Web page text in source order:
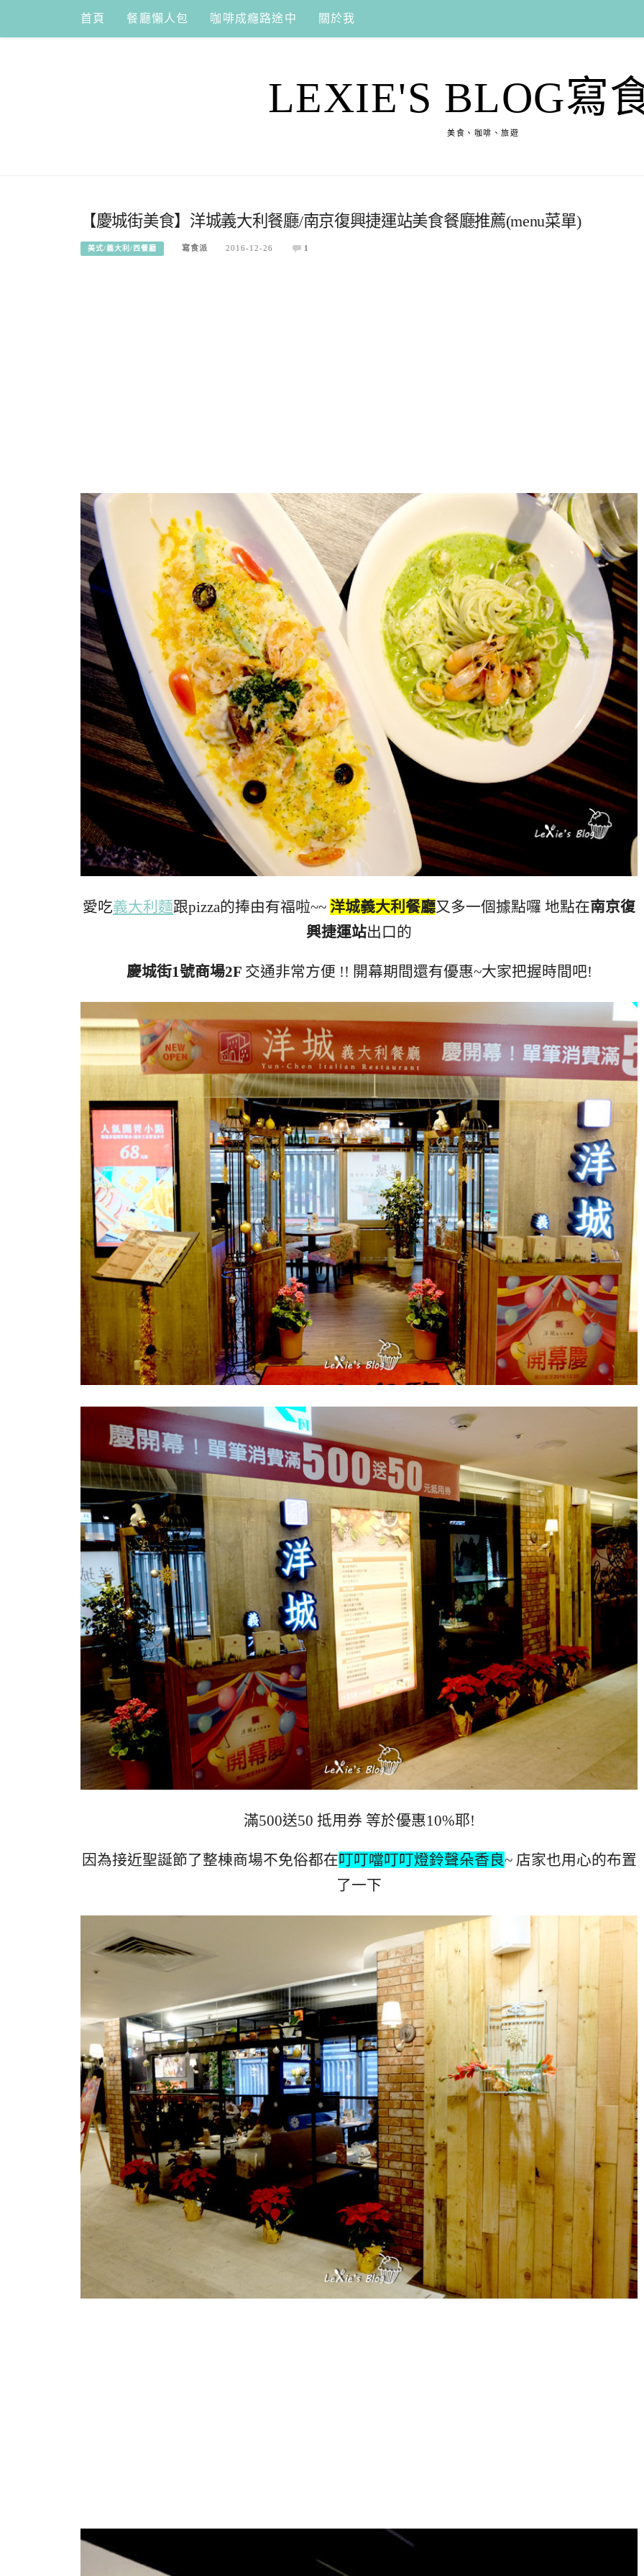
content
首頁 餐廳懶人包 咖啡成癮路途中 關於我
LEXIE'S BLOG寫
美食、咖啡、旅遊
【慶城街美食】洋城義大利餐廳/南京復興捷運站美食餐廳推薦(menu菜單)
美式/義大利/西餐廳 寫食派 2016-12-26 1
愛吃義大利麵跟pizza的捧由有福啦~~洋城義大利餐廳又多一個據點囉 地點在南京復
興捷運站出口的
慶城街1號商場2F 交通非常方便 !! 開幕期間還有優惠~大家把握時間吧!
滿500送50 抵用券 等於優惠10%耶!
因為接近聖誕節了整棟商場不免俗都在叮叮噹叮叮燈鈴聲朵香良~ 店家也用心的布置
了一下